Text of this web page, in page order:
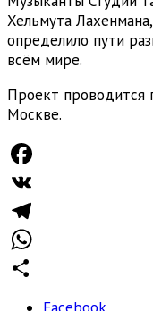
Хельмута
определило пути
всём мире.
Проект проводится
Москве.
Facebook
VK
Telegram
WhatsApp